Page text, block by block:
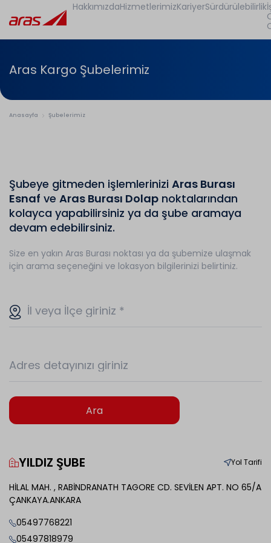
HakkımızdaHizmetlerimizKariyerSürdürülebilirlik
Aras Kargo Şubelerimiz
Anasayfa Şubelerimiz
Şubeye gitmeden işlemlerinizi Aras Burası
Esnaf ve Aras Burası Dolap noktalarından
kolayca yapabilirsiniz ya da şube aramaya
devam edebilirsiniz.
Size en yakın Aras Burası noktası ya da şubemize ulaşmak
için arama seçeneğini ve lokasyon bilgilerinizi belirtiniz.
İl veya İlçe giriniz *
Adres detayınızı giriniz
Ara
YILDIZ ŞUBE Yol Tarifi
HİLAL MAH. , RABİNDRANATH TAGORE CD. SEVİLEN APT. NO 65/A
ÇANKAYA.ANKARA
05497768221
05497818979